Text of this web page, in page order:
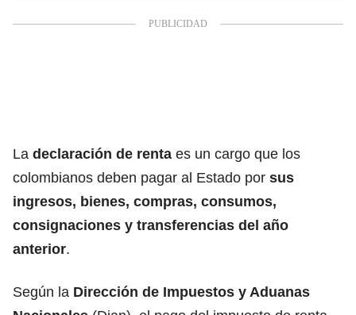
La declaración de renta es un cargo que los
colombianos deben pagar al Estado por sus
ingresos, bienes, compras, consumos,
consignaciones y transferencias del año
anterior.
Según la Dirección de Impuestos y Aduanas